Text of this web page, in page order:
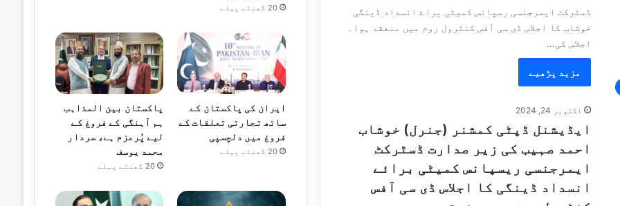
ڈسٹرکٹ ایمرجنسی رسپانس کمیٹی براۓ انسداد ڈینگی
خوشاب کا اجلاس ڈی سی آفس کنٹرول روم میں منعقد ہوا۔
اجلاس کی…
مزید پڑھیے
اکتوبر 24, 2024
ایڈیشنل ڈپٹی کمشنر (جنرل) خوشاب
احمد صہیب کی زیر صدارت ڈسٹرکٹ
ایمرجنسی ریسپانس کمیٹی برائے
انسداد ڈینگی کا اجلاس ڈی سی آفس
20 گھنٹے پہلے
ایران کی پاکستان کے
ساتھ تجارتی تعلقات کے
فروغ میں دلچسپی
20 گھنٹے پہلے
پاکستان بین المذاہب
ہم آہنگی کے فروغ کے
لیے پُرعزم ہے، سردار
محمد یوسف
20 گھنٹے پہلے